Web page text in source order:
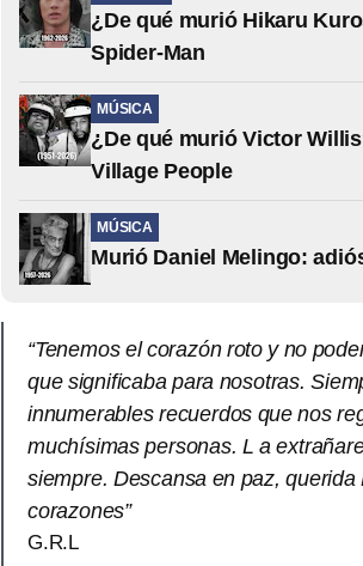
¿De qué murió Hikaru
Spider-Man
MÚSICA
¿De qué murió Victor
Village People
MÚSICA
Murió Daniel Melingo:
“Tenemos el corazón roto y no
que significaba para nosotras.
innumerables recuerdos que nos
muchísimas personas. L a
siempre. Descansa en paz,
corazones”
G.R.L